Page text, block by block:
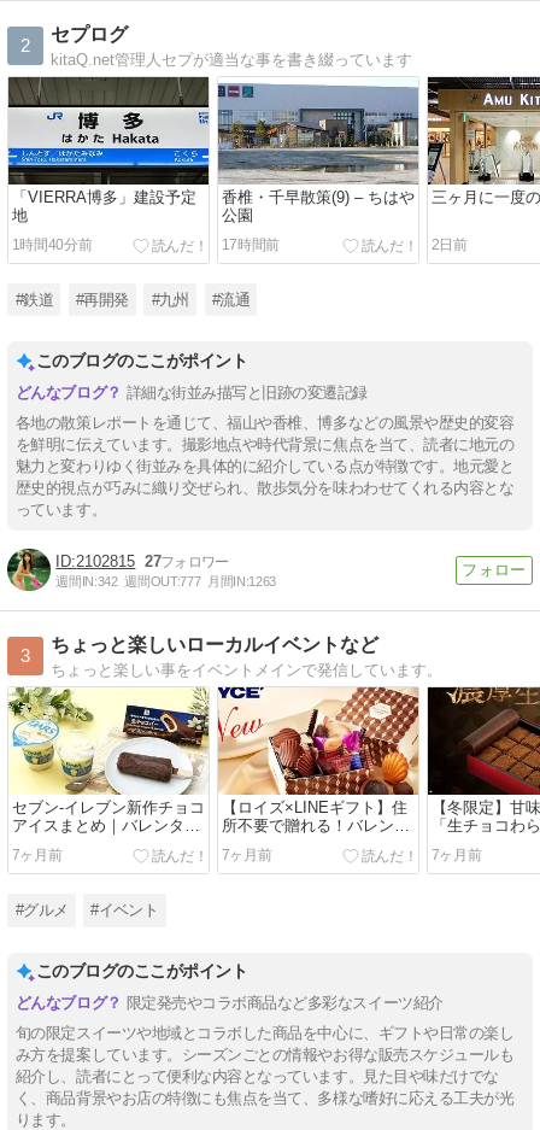
2
セプログ
kitaQ.net管理人セプが適当な事を書き綴っています
「VIERRA博多」建設予定
地
1時間40分前
香椎・千早散策(9) – ちはや
公園
17時間前
三ヶ月に一度
2日前
#鉄道 #再開発 #九州 #流通
このブログのここがポイント
詳細な街並み描写と旧跡の変遷記録
各地の散策レポートを通じて、福山や香椎、博多などの風景や歴史的変容
を鮮明に伝えています。撮影地点や時代背景に焦点を当て、読者に地元の
魅力と変わりゆく街並みを具体的に紹介している点が特徴です。地元愛と
歴史的視点が巧みに織り交ぜられ、散歩気分を味わわせてくれる内容とな
っています。
2102815 27
週間IN:342 週間OUT:777 月間IN:1263
3
ちょっと楽しいローカルイベントなど
ちょっと楽しい事をイベントメインで発信しています。
セブン‐イレブン新作チョコ
アイスまとめ｜バレンタイ
ンにおすすめの白いダース
＆生チョコバー
7ヶ月前
【ロイズ×LINEギフト】住
所不要で贈れる！バレンタ
イン限定チョコギフトまと
め
7ヶ月前
【冬限定】甘
「生チョコわ
話題｜予約必
イーツ
7ヶ月前
#グルメ #イベント
このブログのここがポイント
限定発売やコラボ商品など多彩なスイーツ紹介
旬の限定スイーツや地域とコラボした商品を中心に、ギフトや日常の楽し
み方を提案しています。シーズンごとの情報やお得な販売スケジュールも
紹介し、読者にとって便利な内容となっています。見た目や味だけでな
く、商品背景やお店の特徴にも焦点を当て、多様な嗜好に応える工夫が光
ります。